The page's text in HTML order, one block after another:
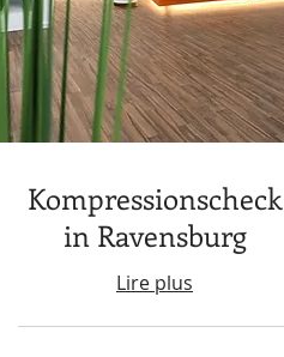
Kompressionscheck
in Ravensburg
Lire plus